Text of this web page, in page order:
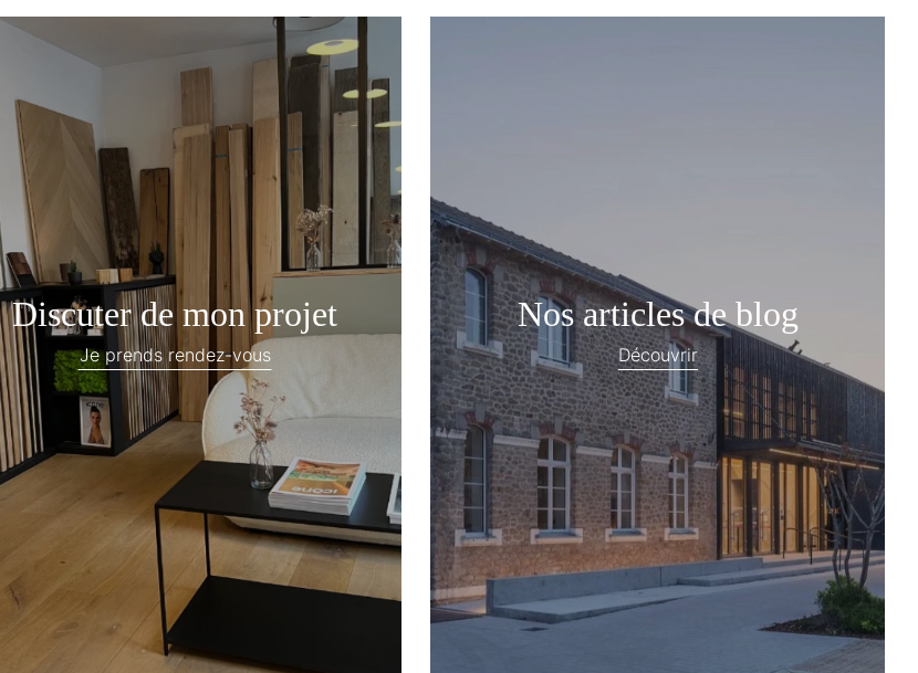
Discuter de mon projet
Je prends rendez-vous
Nos articles de blog
Découvrir